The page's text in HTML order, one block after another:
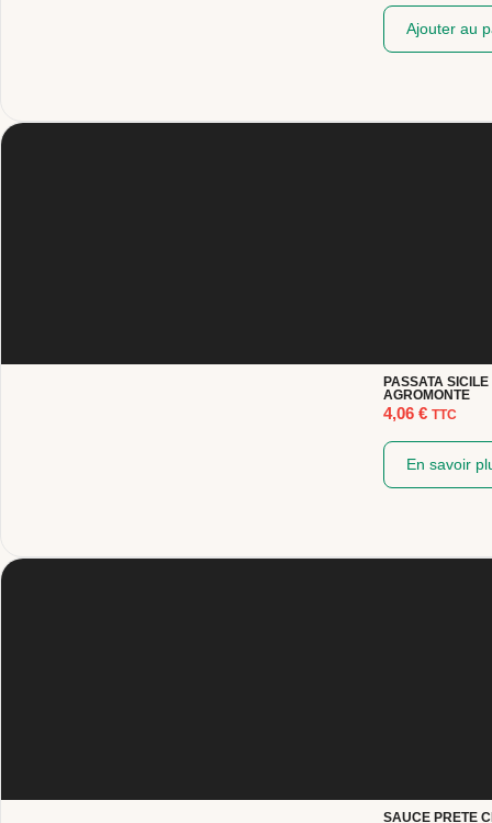
Ajouter au
PASSATA
AGROMONTE
4,06€ TTC
En savoir
SAUCE PRETE